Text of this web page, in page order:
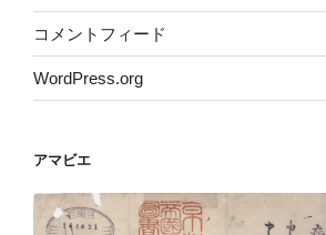
コメントフィード
WordPress.org
アマビエ